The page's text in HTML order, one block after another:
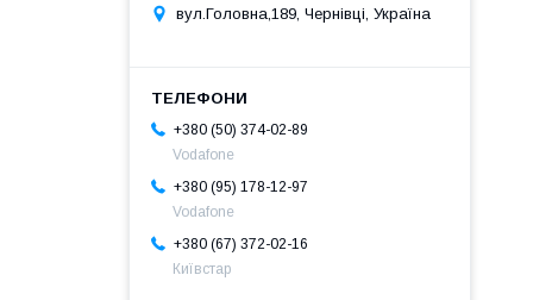
вул.Головна,189, Чернівці, Україна
+380 (50) 374-02-89
Vodafone
+380 (95) 178-12-97
Vodafone
+380 (67) 372-02-16
Київстар